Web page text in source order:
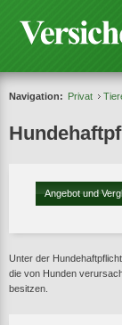
Navigation: Privat
Angebot und
Unter der
die von Hunden
besitzen.